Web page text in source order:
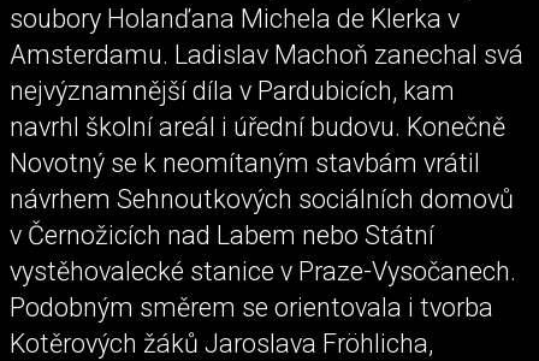
soubory Holanďana Michela de Klerka v
Amsterdamu. Ladislav Machoň zanechal svá
nejvýznamnější díla v Pardubicích, kam
navrhl školní areál i úřední budovu. Konečně
Novotný se k neomítaným stavbám vrátil
návrhem Sehnoutkových sociálních domovů
v Černožicích nad Labem nebo Státní
vystěhovalecké stanice v Praze-Vysočanech.
Podobným směrem se orientovala i tvorba
Kotěrových žáků Jaroslava Fröhlicha,